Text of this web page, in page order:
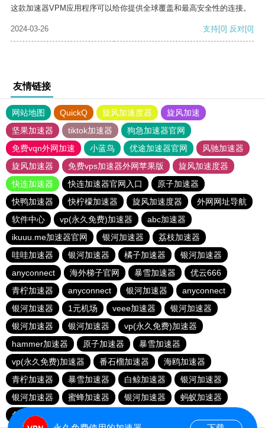
这款加速器VPM应用程序可以给你提供全球覆盖和最高安全性的连接。
2024-03-26 支持[0] 反对[0]
友情链接
网站地图 QuickQ 旋风加速度器
旋风加速
坚果加速器
tiktok加速器
狗急加速器官网
免费vqn外网加速
小蓝鸟 优途加速器官网
风驰加速器
旋风加速器
免费vps加速器外网苹果版
旋风加速度器
快连加速器
快连加速器官网入口
原子加速器
快鸭加速器
快柠檬加速器 旋风加速度器
外网网址导航
软件中心
vp(永久免费)加速器
abc加速器
ikuuu.me加速器官网
银河加速器
荔枝加速器
哇哇加速器
银河加速器 橘子加速器
银河加速器
anyconnect
海外梯子官网 暴雪加速器
优云666
青柠加速器
anyconnect 银河加速器
anyconnect
银河加速器
1元机场 veee加速器
银河加速器
银河加速器
银河加速器
vp(永久免费)加速器
hammer加速器
原子加速器
暴雪加速器
vp(永久免费)加速器
番石榴加速器
海鸥加速器
青柠加速器
暴雪加速器 白鲸加速器
银河加速器
银河加速器
蜜蜂加速器 银河加速器
蚂蚁加速器
免费海外pvn加速器